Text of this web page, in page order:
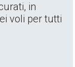
in
voli per tutti